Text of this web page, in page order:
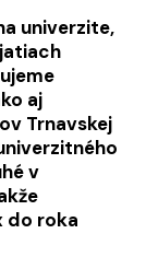
univerzite,
aj
Trnavskej
v
do roka